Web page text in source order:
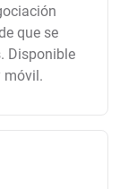
que se
Disponible
móvil.